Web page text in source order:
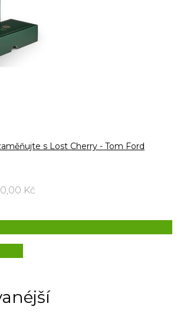
s Lost Cherry - Tom Ford
Kč